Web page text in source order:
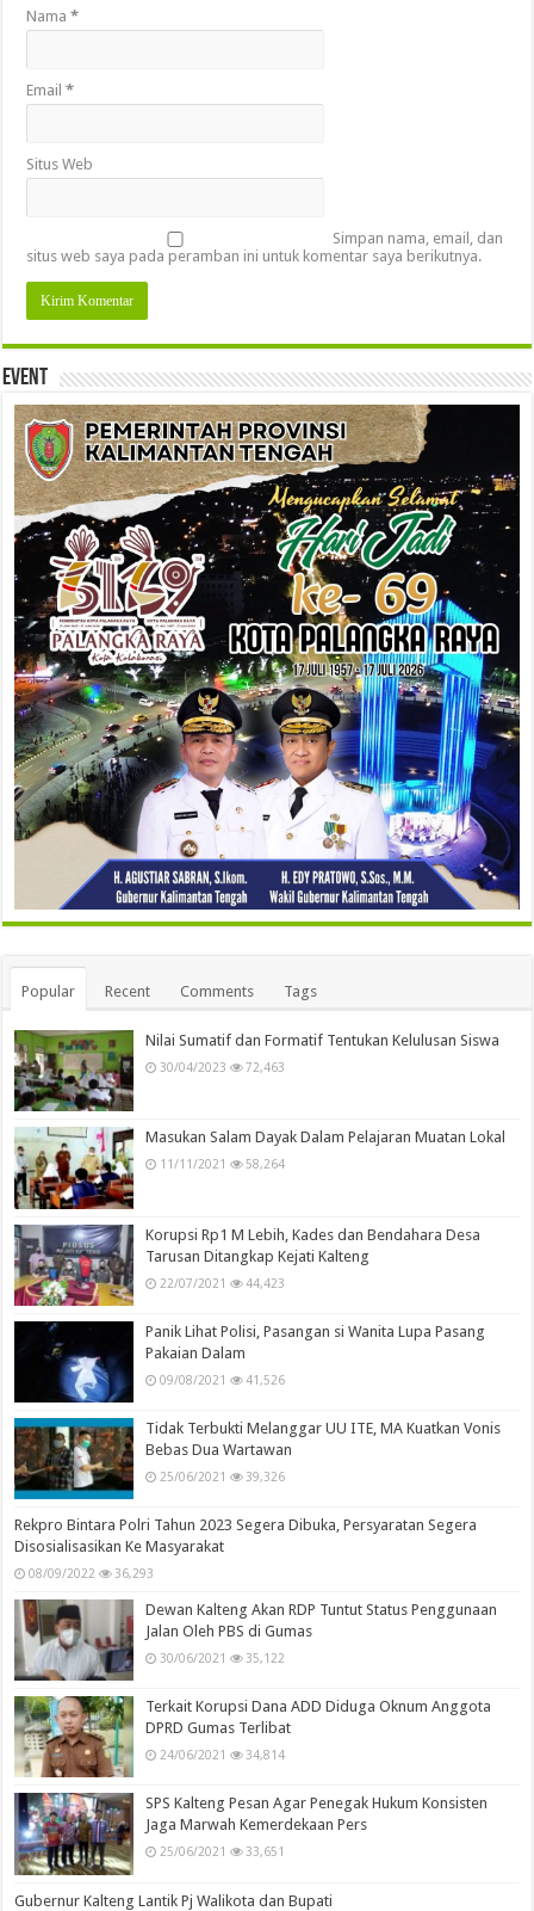
Nama*
Email*
Situs Web
Simpan nama, email, dan
situs web saya pada peramban ini untuk komentar saya berikutnya.
Event
Popular Recent Comments Tags
Nilai Sumatif dan Formatif Tentukan Kelulusan Siswa
30/04/2023 72,463
Masukan Salam Dayak Dalam Pelajaran Muatan Lokal
11/11/2021 58,264
Korupsi Rp1 M Lebih, Kades dan Bendahara Desa
Tarusan Ditangkap Kejati Kalteng
22/07/2021 44,423
Panik Lihat Polisi, Pasangan si Wanita Lupa Pasang
Pakaian Dalam
09/08/2021 41,526
Tidak Terbukti Melanggar UU ITE, MA Kuatkan Vonis
Bebas Dua Wartawan
25/06/2021 39,326
Rekpro Bintara Polri Tahun 2023 Segera Dibuka, Persyaratan Segera
Disosialisasikan Ke Masyarakat
08/09/2022 36,293
Dewan Kalteng Akan RDP Tuntut Status Penggunaan
Jalan Oleh PBS di Gumas
30/06/2021 35,122
Terkait Korupsi Dana ADD Diduga Oknum Anggota
DPRD Gumas Terlibat
24/06/2021 34,814
SPS Kalteng Pesan Agar Penegak Hukum Konsisten
Jaga Marwah Kemerdekaan Pers
25/06/2021 33,651
Gubernur Kalteng Lantik Pj Walikota dan Bupati